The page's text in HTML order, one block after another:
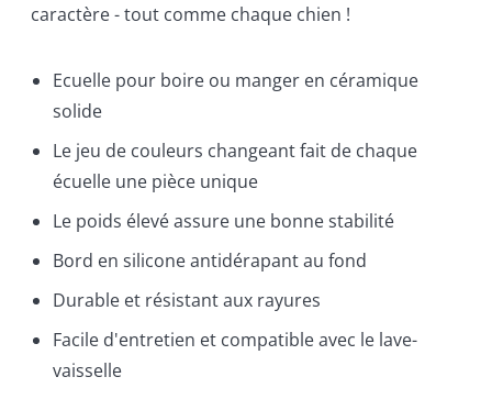
caractère - tout comme chaque chien !
Ecuelle pour boire ou manger en céramique
solide
Le jeu de couleurs changeant fait de chaque
écuelle une pièce unique
Le poids élevé assure une bonne stabilité
Bord en silicone antidérapant au fond
Durable et résistant aux rayures
Facile d'entretien et compatible avec le lave-
vaisselle